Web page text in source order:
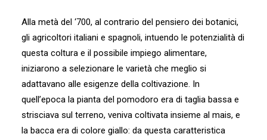
Alla metà del ‘700, al contrario del pensiero dei botanici,
gli agricoltori italiani e spagnoli, intuendo le potenzialità di
questa coltura e il possibile impiego alimentare,
iniziarono a selezionare le varietà che meglio si
adattavano alle esigenze della coltivazione. In
quell’epoca la pianta del pomodoro era di taglia bassa e
strisciava sul terreno, veniva coltivata insieme al mais, e
la bacca era di colore giallo: da questa caratteristica